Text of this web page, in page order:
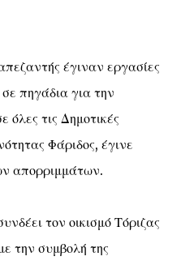
έγιναν εργασίες
πηγάδια για την
τις Δημοτικές
Φάριδος, έγινε
απορριμμάτων.
τον οικισμό Τόριζας
την συμβολή της